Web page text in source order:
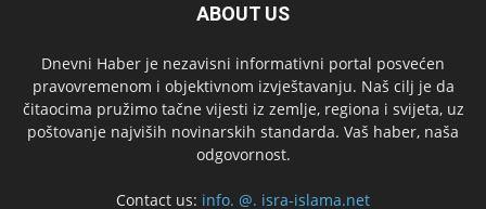
ABOUT US
Dnevni Haber je nezavisni informativni portal posvećen
pravovremenom i objektivnom izvještavanju. Naš cilj je da
čitaocima pružimo tačne vijesti iz zemlje, regiona i svijeta, uz
poštovanje najviših novinarskih standarda. Vaš haber, naša
odgovornost.
Contact us: info. @. isra-islama.net